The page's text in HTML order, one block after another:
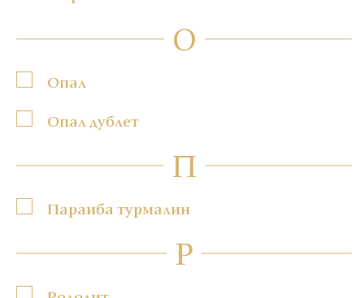
О
Опал
Опал дублет
П
Параиба турмалин
Р